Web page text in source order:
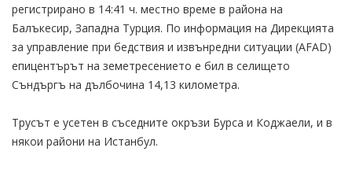
регистрирано в 14:41 ч. местно време в района на
Балъкесир, Западна Турция. По информация на Дирекцията
за управление при бедствия и извънредни ситуации (AFAD)
епицентърът на земетресението е бил в селището
Съндъргъ на дълбочина 14,13 километра.
Трусът е усетен в съседните окръзи Бурса и Коджаели, и в
някои райони на Истанбул.